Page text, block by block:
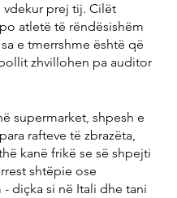
vdekur prej tij. Cilët
atletë të rëndësishëm
e tmerrshme është që
zhvillohen pa auditor
supermarket, shpesh e
rafteve të zbrazëta,
kanë frikë se së shpejti
shtëpie ose
diçka si në Itali dhe tani